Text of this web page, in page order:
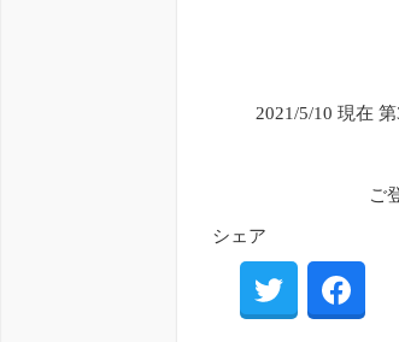
2021/5/10 現在
ご
シェア